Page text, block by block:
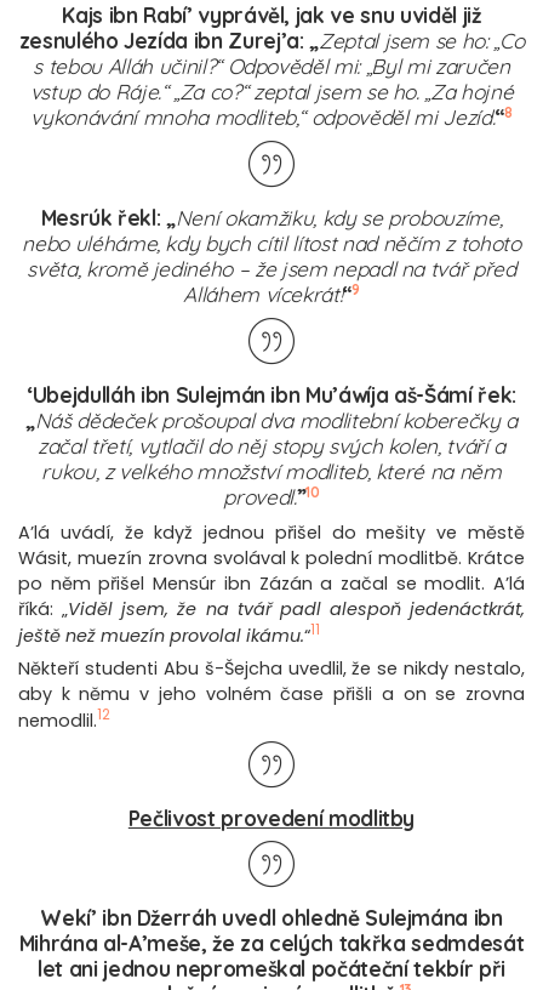
Kajs ibn Rabí’ vyprávěl, jak ve snu uviděl již
zesnulého Jezída ibn Zurej’a: „Zeptal jsem se ho: „Co
s tebou Alláh učinil?“ Odpověděl mi: „Byl mi zaručen
vstup do Ráje.“ „Za co?“ zeptal jsem se ho. „Za hojné
vykonávání mnoha modliteb,“ odpověděl mi Jezíd.“8
Mesrúk řekl: „Není okamžiku, kdy se probouzíme,
nebo uléháme, kdy bych cítil lítost nad něčím z tohoto
světa, kromě jediného – že jsem nepadl na tvář před
Alláhem vícekrát!“9
‘Ubejdulláh ibn Sulejmán ibn Mu’áwíja aš-Šámí řek:
„Náš dědeček prošoupal dva modlitební koberečky a
začal třetí, vytlačil do něj stopy svých kolen, tváří a
rukou, z velkého množství modliteb, které na něm
provedl.”10
A’lá uvádí, že když jednou přišel do mešity ve městě
Wásit, muezín zrovna svolával k polední modlitbě. Krátce
po něm přišel Mensúr ibn Zázán a začal se modlit. A’lá
říká: „Viděl jsem, že na tvář padl alespoň jedenáctkrát,
ještě než muezín provolal ikámu.“11
Někteří studenti Abu š-Šejcha uvedlil, že se nikdy nestalo,
aby k němu v jeho volném čase přišli a on se zrovna
nemodlil.12
Pečlivost provedení modlitby
Wekí’ ibn Džerráh uvedl ohledně Sulejmána ibn
Mihrána al-A’meše, že za celých takřka sedmdesát
let ani jednou nepromeškal počáteční tekbír při